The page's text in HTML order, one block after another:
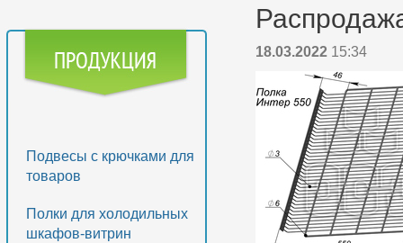
Подвесы с крючками для
товаров
Полки для холодильных
шкафов-витрин
18.03.2022 15:34